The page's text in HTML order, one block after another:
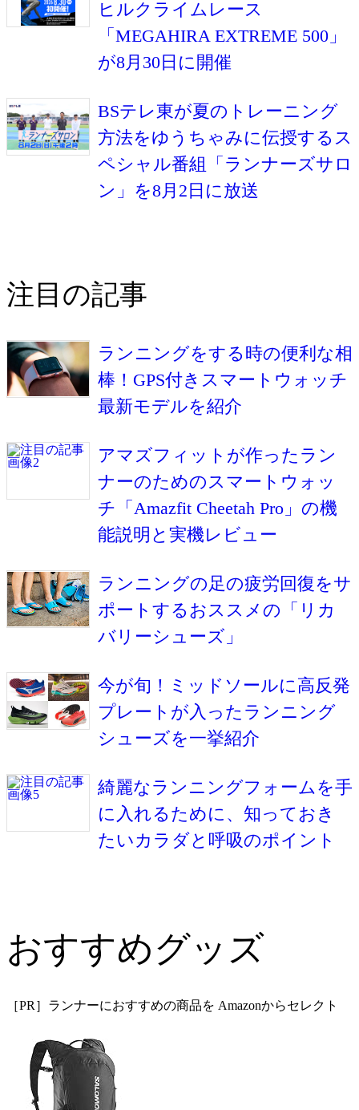
ヒルクライムレース
「MEGAHIRA EXTREME 500」
が8月30日に開催
BSテレ東が夏のトレーニング
方法をゆうちゃみに伝授するス
ペシャル番組「ランナーズサロ
ン」を8月2日に放送
注目の記事
ランニングをする時の便利な相
棒！GPS付きスマートウォッチ
最新モデルを紹介
アマズフィットが作ったラン
ナーのためのスマートウォッ
チ「Amazfit Cheetah Pro」の機
能説明と実機レビュー
ランニングの足の疲労回復をサ
ポートするおススメの「リカ
バリーシューズ」
今が旬！ミッドソールに高反発
プレートが入ったランニング
シューズを一挙紹介
綺麗なランニングフォームを手
に入れるために、知っておき
たいカラダと呼吸のポイント
おすすめグッズ
［PR］ランナーにおすすめの商品を Amazonからセレクト